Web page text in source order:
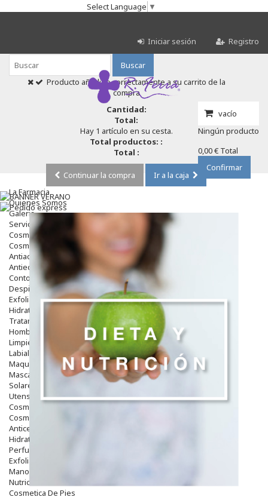
Select Language ▼
Iniciar sesión Registro
Buscar
vacío
Ningún producto
0,00 € Total
Confirmar
Producto añadido correctamente a su carrito de la
compra
Cantidad:
Total:
Hay 1 artículo en su cesta.
Total productos: :
Total :
Continuar la compra
Ir a la caja
La Farmacia
Quienes Somos
Galeria
Servicios
Cosmética
Cosmética Facial
Antiacné
Antiedad
Contorno De Ojos
Despigmentantes
Exfoliantes
Hidratantes
Tratamientos De Noche
Hombre
Limpieza
Labiales
Maquillajes Y Color
Mascarillas
Solares
Utensilios
Cosmética Capilar
Cosmética Corporal
Anticelulíticos
Hidratantes Corporales
Perfumes Y Colonias
Exfoliantes Corporales
Manos Y Uñas
Nutricosmética
Cosmetica De Pies